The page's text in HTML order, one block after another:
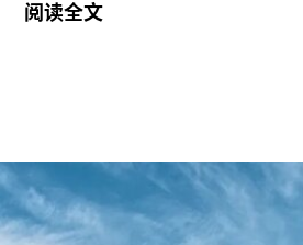
23岁的国家卫生服务工作者贾伊
1901年的作品《母性》（
片由巴勒斯坦摄影记者阿里·贾
Jadallah）于2024年3月以色列
阅读全文